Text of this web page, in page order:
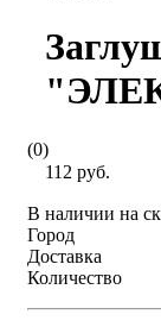
(0)
112 руб.
В наличии на
Город
Доставка
Количество